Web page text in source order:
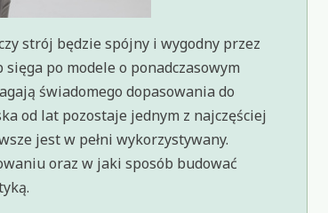
strój będzie spójny i wygodny przez
po modele o ponadczasowym
świadomego dopasowania do
od lat pozostaje jednym z najczęściej
jest w pełni wykorzystywany.
oraz w jaki sposób budować